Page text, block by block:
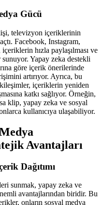
Gücü
televizyon içeriklerinin
Facebook, Instagram,
hızla paylaşılması ve
Yapay zeka destekli
göre içerik önerilerinde
artırıyor. Ayrıca, bu
içeriklerin yeniden
katkı sağlıyor. Örneğin,
klip, yapay zeka ve sosyal
kullanıcıya ulaşabiliyor.
Avantajları
Dağıtımı
sunmak, yapay zeka ve
avantajlarından biridir. Bu
onların sosyal medya